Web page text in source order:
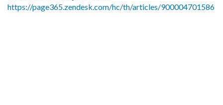
https://page365.zendesk.com/hc/th/articles/900004701586